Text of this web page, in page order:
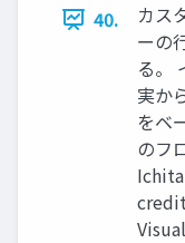
40.
カス
ーの
る。
実か
をベ
のフ